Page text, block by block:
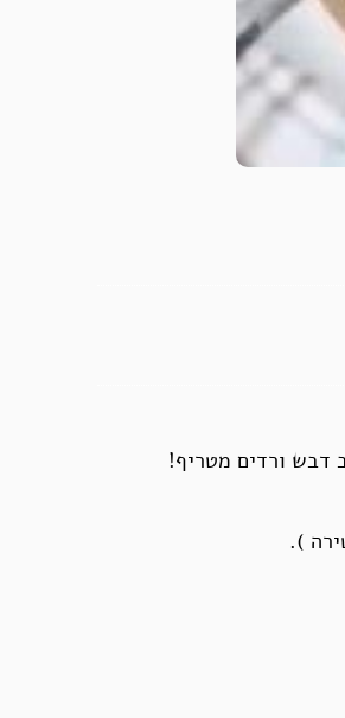
דבש ורדים מטריף!
).